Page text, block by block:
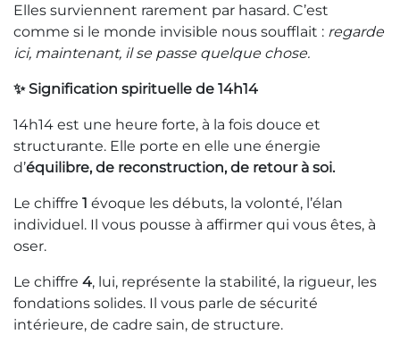
Elles surviennent rarement par hasard. C’est
comme si le monde invisible nous soufflait : regarde
ici, maintenant, il se passe quelque chose.
✨ Signification spirituelle de 14h14
14h14 est une heure forte, à la fois douce et
structurante. Elle porte en elle une énergie
d’équilibre, de reconstruction, de retour à soi.
Le chiffre 1 évoque les débuts, la volonté, l’élan
individuel. Il vous pousse à affirmer qui vous êtes, à
oser.
Le chiffre 4, lui, représente la stabilité, la rigueur, les
fondations solides. Il vous parle de sécurité
intérieure, de cadre sain, de structure.